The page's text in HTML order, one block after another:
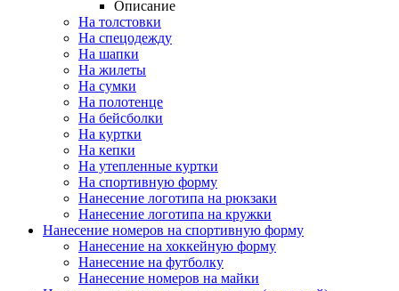
Описание
На толстовки
На спецодежду
На шапки
На жилеты
На сумки
На полотенце
На бейсболки
На куртки
На кепки
На утепленные куртки
На спортивную форму
Нанесение логотипа на рюкзаки
Нанесение логотипа на кружки
Нанесение номеров на спортивную форму
Нанесение на хоккейную форму
Нанесение на футболку
Нанесение номеров на майки